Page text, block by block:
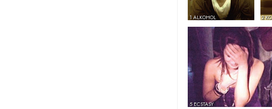
1 ALKOHOL 2
5 ECSTASY